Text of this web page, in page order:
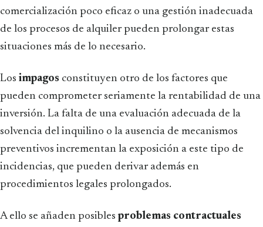
comercialización poco eficaz o una gestión inadecuada
de los procesos de alquiler pueden prolongar estas
situaciones más de lo necesario.
Los impagos constituyen otro de los factores que
pueden comprometer seriamente la rentabilidad de una
inversión. La falta de una evaluación adecuada de la
solvencia del inquilino o la ausencia de mecanismos
preventivos incrementan la exposición a este tipo de
incidencias, que pueden derivar además en
procedimientos legales prolongados.
A ello se añaden posiblesproblemas contractuales